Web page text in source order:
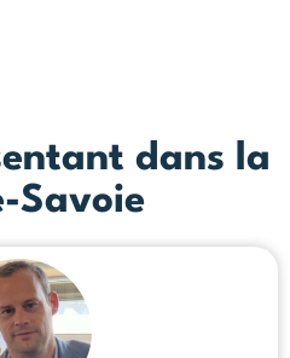
dans la
Savoie